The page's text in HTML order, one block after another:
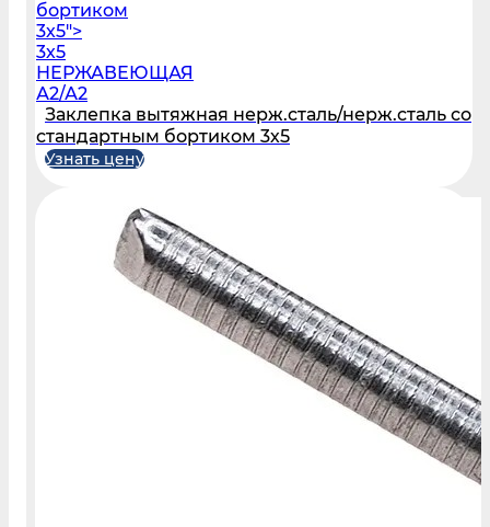
бортиком
3х5">
3х5
НЕРЖАВЕЮЩАЯ
А2/А2
Заклепка вытяжная нерж.сталь/нерж.сталь со
стандартным бортиком 3х5
Узнать цену